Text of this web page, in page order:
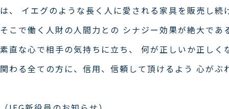
は、 イエグのような長く人に愛される家具を販売し続
そこで働く人財の人間力との シナジー効果が絶大で
素直な心で相手の気持ちに立ち、 何が正しいか正しく
関わる全ての方に、信用、信頼して頂けるよう 心が